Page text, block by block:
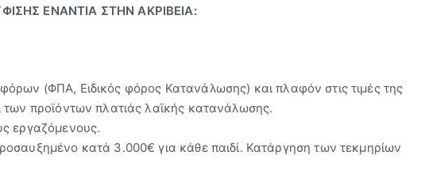
ΕΝΑΝΤΙΑ ΣΤΗΝ ΑΚΡΙΒΕΙΑ:
(ΦΠΑ, Ειδικός φόρος Κατανάλωσης) και πλαφόν στις τιμές της
των προϊόντων πλατιάς λαϊκής κατανάλωσης.
εργαζόμενους.
κατά 3.000€ για κάθε παιδί. Κατάργηση των τεκμηρίων